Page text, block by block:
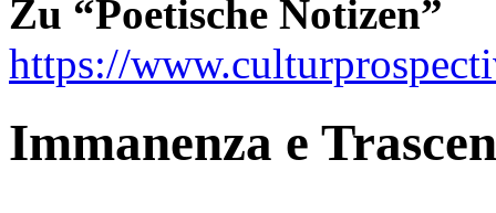
Zu “Poetische Notizen”
https://
Immanenza e